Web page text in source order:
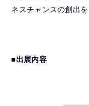
ネスチャンスの創出を
■出展内容